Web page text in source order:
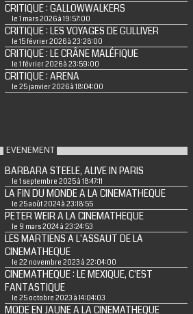
CRITIQUE : GALLOWWALKERS
le 1 mars 2026 à 19:57:00
CRITIQUE : LES VOYAGES DE GULLIVER
le 15 février 2026 à 23:28:00
CRITIQUE : LE CRÂNE MALÉFIQUE
le 1 février 2026 à 23:59:00
CRITIQUE : ARENA
le 25 janvier 2026 à 18:04:00
EVENEMENT
BARBARA STEELE, ALIVE IN PARIS
le 1 septembre 2025 à 18:47:11
LA FIN DU MONDE A LA CINEMATHEQUE
le 25 août 2024 à 23:18:55
PETER WEIR A LA CINEMATHEQUE
le 9 mars 2024 à 23:24:53
LES MARTIENS A L'ASSAUT DE LA
CINEMATHEQUE
le 22 novembre 2023 à 22:04:00
CINEMATHEQUE : LE MEXIQUE, C'EST
FANTASTIQUE
le 25 octobre 2023 à 14:04:03
MODE EN JAUNE A LA CINEMATHEQUE